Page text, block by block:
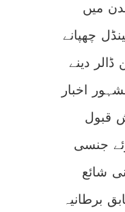
میں
چھپانے
کو 50 ملین ڈالر دینے
اخبار
قبول
جنسی
شائع
برطانیہ